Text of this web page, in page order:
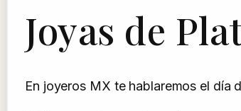
Joyas de
En joyeros MX te hablaremos el día